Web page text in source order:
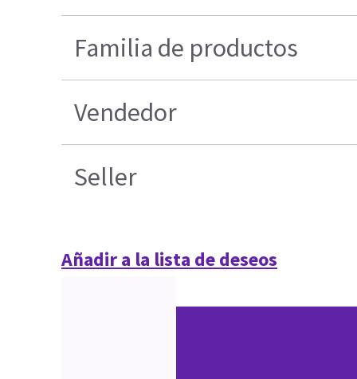
Familia de productos
Vendedor
Seller
Añadir a la lista de deseos